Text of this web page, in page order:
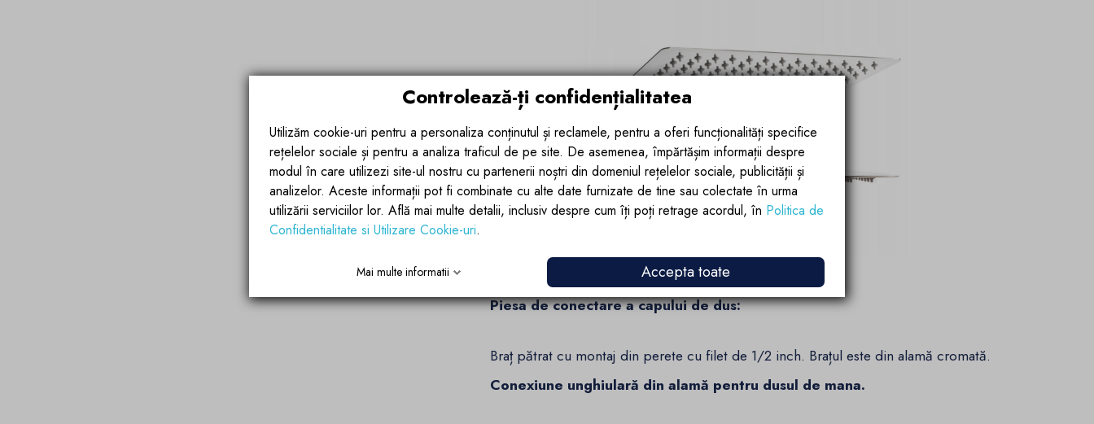
Piesa de conectare a capului de dus:
Braț pătrat cu montaj din perete cu filet de 1/2 inch. Brațul este din alamă cromată.
Conexiune unghiulară din alamă pentru dusul de mana.
Controlează-ți confidențialitatea
Utilizăm cookie-uri pentru a personaliza conținutul și reclamele, pentru a oferi funcționalități specifice
rețelelor sociale și pentru a analiza traficul de pe site. De asemenea, împărtășim informații despre
modul în care utilizezi site-ul nostru cu partenerii noștri din domeniul rețelelor sociale, publicității și
analizelor. Aceste informații pot fi combinate cu alte date furnizate de tine sau colectate în urma
utilizării serviciilor lor. Află mai multe detalii, inclusiv despre cum îți poți retrage acordul, în Politica de
Confidentialitate si Utilizare Cookie-uri.
Mai multe informatii Accepta toate